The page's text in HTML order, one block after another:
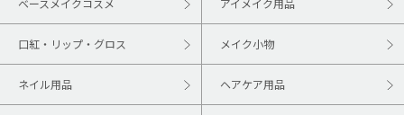
ベースメイクコスメ アイメイク用品
口紅・リップ・グロス メイク小物
ネイル用品 ヘアケア用品